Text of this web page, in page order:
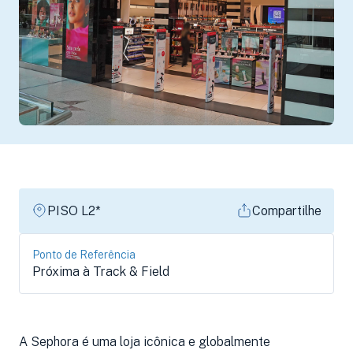
PISO L2* Compartilhe
Ponto de Referência
Próxima à Track & Field
A Sephora é uma loja icônica e globalmente